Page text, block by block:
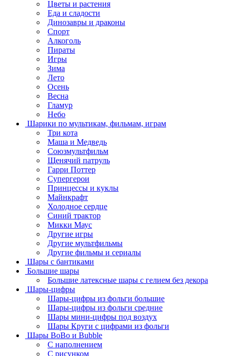
Цветы и растения
Еда и сладости
Динозавры и драконы
Спорт
Алкоголь
Пираты
Игры
Зима
Лето
Осень
Весна
Гламур
Небо
Шарики по мультикам, фильмам, играм
Три кота
Маша и Медведь
Союзмультфильм
Щенячий патруль
Гарри Поттер
Супергерои
Принцессы и куклы
Майнкрафт
Холодное сердце
Синий трактор
Микки Маус
Другие игры
Другие мультфильмы
Другие фильмы и сериалы
Шары с бантиками
Большие шары
Большие латексные шары с гелием без декора
Шары-цифры
Шары-цифры из фольги большие
Шары-цифры из фольги средние
Шары мини-цифры под воздух
Шары Круги с цифрами из фольги
Шары BoBo и Bubble
С наполнением
С рисунком